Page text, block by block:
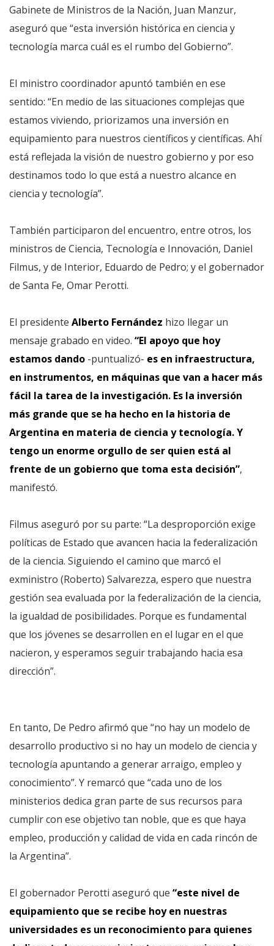
Gabinete de Ministros de la Nación, Juan Manzur,
aseguró que “esta inversión histórica en ciencia y
tecnología marca cuál es el rumbo del Gobierno”.
El ministro coordinador apuntó también en ese
sentido: “En medio de las situaciones complejas que
estamos viviendo, priorizamos una inversión en
equipamiento para nuestros científicos y científicas. Ahí
está reflejada la visión de nuestro gobierno y por eso
destinamos todo lo que está a nuestro alcance en
ciencia y tecnología”.
También participaron del encuentro, entre otros, los
ministros de Ciencia, Tecnología e Innovación, Daniel
Filmus, y de Interior, Eduardo de Pedro; y el gobernador
de Santa Fe, Omar Perotti.
El presidente Alberto Fernández hizo llegar un
mensaje grabado en video. “El apoyo que hoy
estamos dando -puntualizó- es en infraestructura,
en instrumentos, en máquinas que van a hacer más
fácil la tarea de la investigación. Es la inversión
más grande que se ha hecho en la historia de
Argentina en materia de ciencia y tecnología. Y
tengo un enorme orgullo de ser quien está al
frente de un gobierno que toma esta decisión”,
manifestó.
Filmus aseguró por su parte: “La desproporción exige
políticas de Estado que avancen hacia la federalización
de la ciencia. Siguiendo el camino que marcó el
exministro (Roberto) Salvarezza, espero que nuestra
gestión sea evaluada por la federalización de la ciencia,
la igualdad de posibilidades. Porque es fundamental
que los jóvenes se desarrollen en el lugar en el que
nacieron, y esperamos seguir trabajando hacia esa
dirección”.
En tanto, De Pedro afirmó que “no hay un modelo de
desarrollo productivo si no hay un modelo de ciencia y
tecnología apuntando a generar arraigo, empleo y
conocimiento”. Y remarcó que “cada uno de los
ministerios dedica gran parte de sus recursos para
cumplir con ese objetivo tan noble, que es que haya
empleo, producción y calidad de vida en cada rincón de
la Argentina”.
El gobernador Perotti aseguró que “este nivel de
equipamiento que se recibe hoy en nuestras
universidades es un reconocimiento para quienes